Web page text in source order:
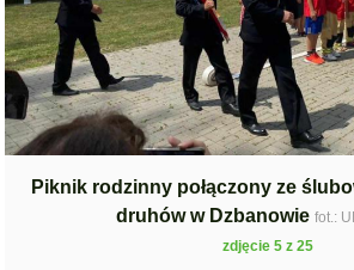
Piknik rodzinny połączony ze
druhów w Dzbanowie fot.:
zdjęcie 5 z 25